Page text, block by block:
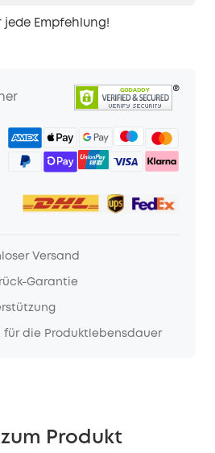
jede Empfehlung!
Versand
Garantie
für die Produktlebensdauer
Produkt